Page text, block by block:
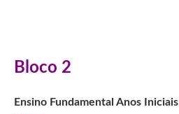
Bloco 2
Ensino Fundamental Anos Iniciais